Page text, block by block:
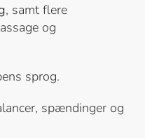
, samt flere
og
sprog.
spændinger og